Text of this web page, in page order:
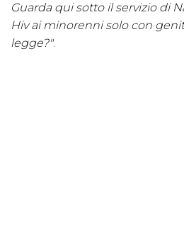
Guarda qui sotto il servizio di
Hiv ai minorenni solo con
legge?".